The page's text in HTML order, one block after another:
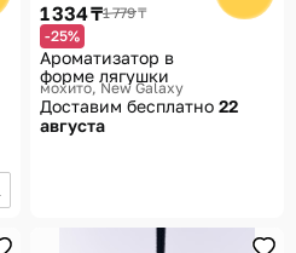
1 334 ₸1 779 ₸
-25%
Ароматизатор в
форме лягушки
мохито New Galaxy
Доставим бесплатно 22
августа